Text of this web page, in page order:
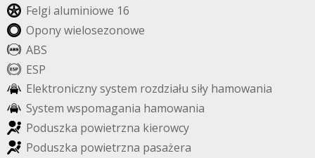
Felgi aluminiowe 16
Oponywielosezonowe
ABS
ESP
Elektronicznysystem rozdziału siły hamowania
System wspomagania hamowania
Poduszka powietrzna kierowcy
Poduszka powietrzna pasażera